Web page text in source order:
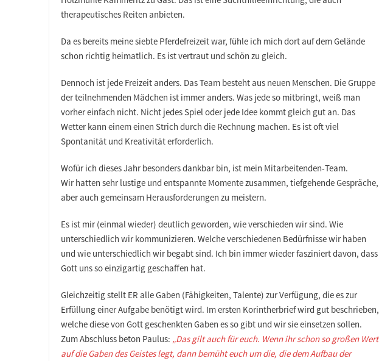
therapeutisches Reiten anbieten.
Da es bereits meine siebte Pferdefreizeit war, fühle ich mich dort auf dem Gelände
schon richtig heimatlich. Es ist vertraut und schön zu gleich.
Dennoch ist jede Freizeit anders. Das Team besteht aus neuen Menschen. Die Gruppe
der teilnehmenden Mädchen ist immer anders. Was jede so mitbringt, weiß man
vorher einfach nicht. Nicht jedes Spiel oder jede Idee kommt gleich gut an. Das
Wetter kann einem einen Strich durch die Rechnung machen. Es ist oft viel
Spontanität und Kreativität erforderlich.
Wofür ich dieses Jahr besonders dankbar bin, ist mein Mitarbeitenden-Team.
Wir hatten sehr lustige und entspannte Momente zusammen, tiefgehende Gespräche,
aber auch gemeinsam Herausforderungen zu meistern.
Es ist mir (einmal wieder) deutlich geworden, wie verschieden wir sind. Wie
unterschiedlich wir kommunizieren. Welche verschiedenen Bedürfnisse wir haben
und wie unterschiedlich wir begabt sind. Ich bin immer wieder fasziniert davon, dass
Gott uns so einzigartig geschaffen hat.
Gleichzeitig stellt ER alle Gaben (Fähigkeiten, Talente) zur Verfügung, die es zur
Erfüllung einer Aufgabe benötigt wird. Im ersten Korintherbrief wird gut beschrieben,
welche diese von Gott geschenkten Gaben es so gibt und wir sie einsetzen sollen.
Zum Abschluss beton Paulus: „Das gilt auch für euch. Wenn ihr schon so großen Wert
auf die Gaben des Geistes legt, dann bemüht euch um die, die dem Aufbau der